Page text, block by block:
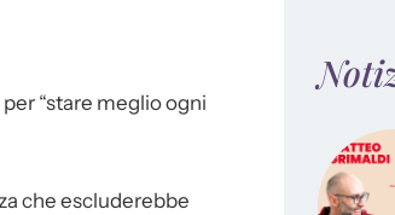
“stare meglio ogni
che escluderebbe